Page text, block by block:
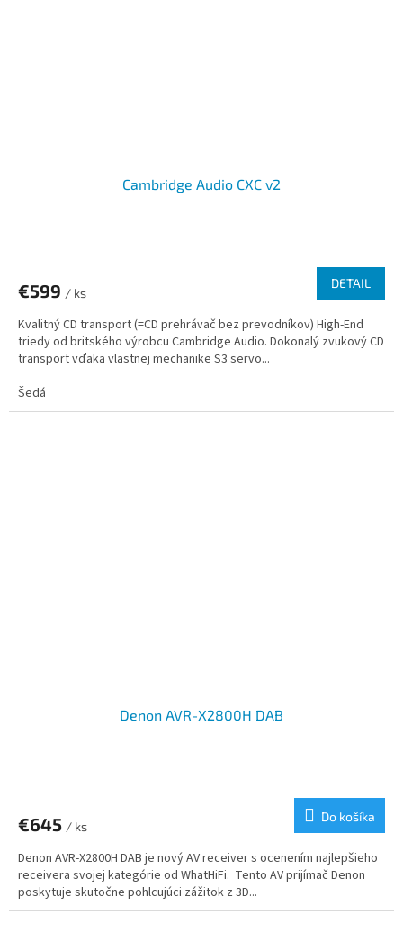
Cambridge Audio CXC v2
€599 / ks
DETAIL
Kvalitný CD transport (=CD prehrávač bez prevodníkov) High-End
triedy od britského výrobcu Cambridge Audio. Dokonalý zvukový CD
transport vďaka vlastnej mechanike S3 servo...
Šedá
Denon AVR-X2800H DAB
€645 / ks
Do košíka
Denon AVR-X2800H DAB je nový AV receiver s ocenením najlepšieho
receivera svojej kategórie od WhatHiFi. Tento AV prijímač Denon
poskytuje skutočne pohlcujúci zážitok z 3D...